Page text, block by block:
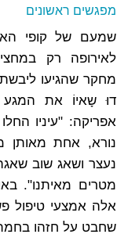
מפגשים ראשונים
שמעם של קופי
דוּ שָאיוֹ את
אפריקה: "עיניו
נורא, אחת מאותן
נעצר ושאג שוב
מטרים מאיתנו".
אלה אמצעי טיפול
שחבט על חזהו בחמת